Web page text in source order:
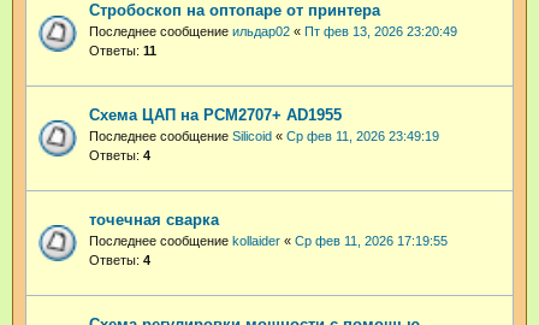
Стробоскоп на оптопаре от принтера
Последнее сообщение ильдар02 « Пт фев 13, 2026 23:20:49
Ответы: 11
Схема ЦАП на PCM2707+ AD1955
Последнее сообщение Silicoid « Ср фев 11, 2026 23:49:19
Ответы: 4
точечная сварка
Последнее сообщение kollaider « Ср фев 11, 2026 17:19:55
Ответы: 4